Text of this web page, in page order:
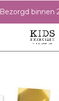
Bezorgd binnen